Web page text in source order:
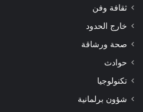
ثقافة وفن
خارج الحدود
صحة ورشاقة
حوادث
تكنولوجيا
شؤون برلمانية